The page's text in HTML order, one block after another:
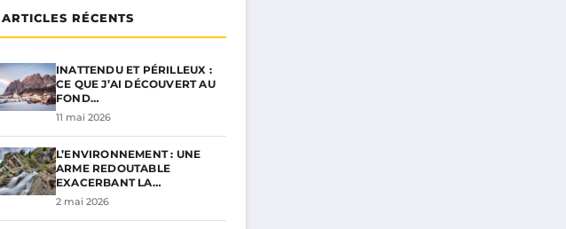
ARTICLES RÉCENTS
INATTENDU ET PÉRILLEUX :
CE QUE J’AI DÉCOUVERT AU
FOND…
11 mai 2026
L’ENVIRONNEMENT : UNE
ARME REDOUTABLE
EXACERBANT LA…
2 mai 2026